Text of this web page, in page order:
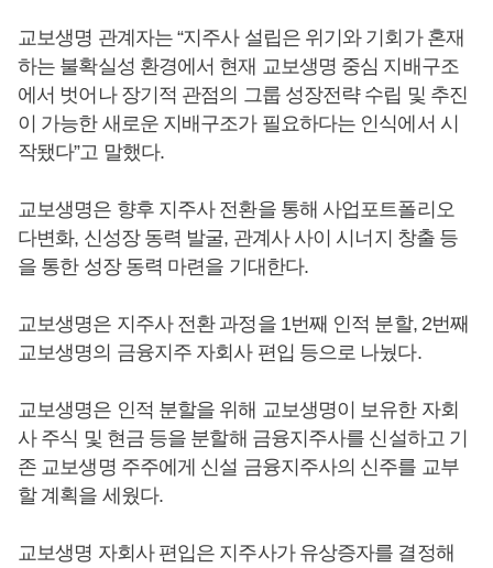
교보생명 관계자는 “지주사 설립은 위기와 기회가 혼재
하는 불확실성 환경에서 현재 교보생명 중심 지배구조
에서 벗어나 장기적 관점의 그룹 성장전략 수립 및 추진
이 가능한 새로운 지배구조가 필요하다는 인식에서 시
작됐다”고 말했다.
교보생명은 향후 지주사 전환을 통해 사업포트폴리오
다변화, 신성장 동력 발굴, 관계사 사이 시너지 창출 등
을 통한 성장 동력 마련을 기대한다.
교보생명은 지주사 전환 과정을 1번째 인적 분할, 2번째
교보생명의 금융지주 자회사 편입 등으로 나눴다.
교보생명은 인적 분할을 위해 교보생명이 보유한 자회
사 주식 및 현금 등을 분할해 금융지주사를 신설하고 기
존 교보생명 주주에게 신설 금융지주사의 신주를 교부
할 계획을 세웠다.
교보생명 자회사 편입은 지주사가 유상증자를 결정해